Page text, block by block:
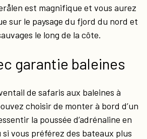
est magnifique et vous aurez
sur le paysage du fjord du nord et
le long de la côte.
garantie baleines
de safaris aux baleines à
choisir de monter à bord d’un
la poussée d’adrénaline en
vous préférez des bateaux plus